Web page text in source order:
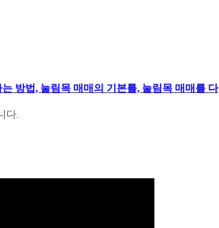
방법, 눌림목 매매의 기본틀, 눌림목 매매를 다
다.